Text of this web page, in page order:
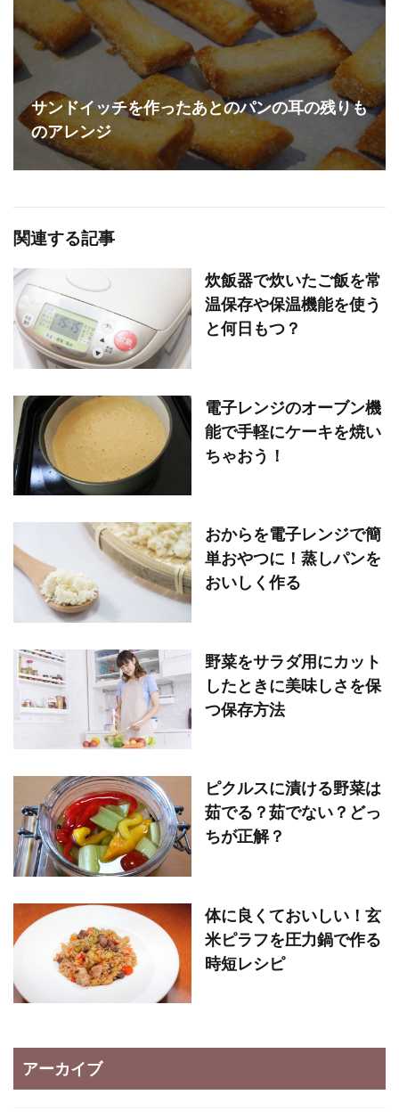
サンドイッチを作ったあとのパンの耳の残りも
のアレンジ
関連する記事
炊飯器で炊いたご飯を常
温保存や保温機能を使う
と何日もつ？
電子レンジのオーブン機
能で手軽にケーキを焼い
ちゃおう！
おからを電子レンジで簡
単おやつに！蒸しパンを
おいしく作る
野菜をサラダ用にカット
したときに美味しさを保
つ保存方法
ピクルスに漬ける野菜は
茹でる？茹でない？どっ
ちが正解？
体に良くておいしい！玄
米ピラフを圧力鍋で作る
時短レシピ
アーカイブ